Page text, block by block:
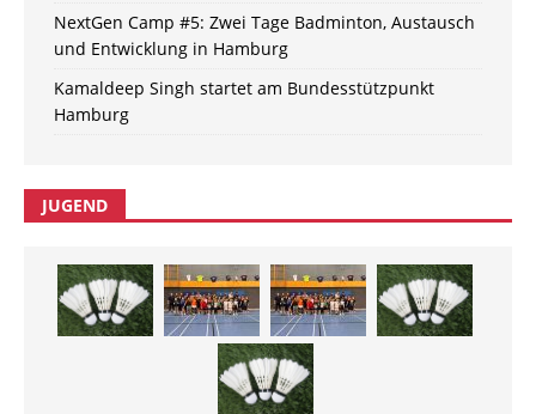
NextGen Camp #5: Zwei Tage Badminton, Austausch
und Entwicklung in Hamburg
Kamaldeep Singh startet am Bundesstützpunkt
Hamburg
JUGEND